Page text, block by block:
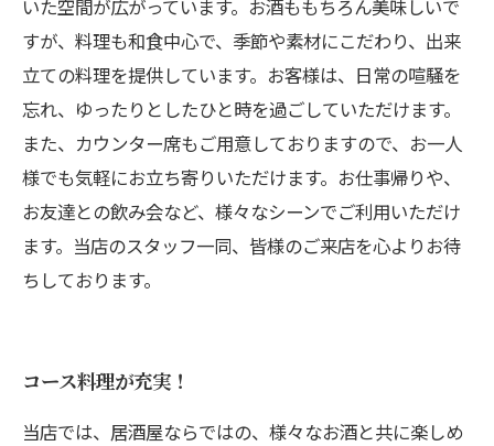
いた空間が広がっています。お酒ももちろん美味しいで
すが、料理も和食中心で、季節や素材にこだわり、出来
立ての料理を提供しています。お客様は、日常の喧騒を
忘れ、ゆったりとしたひと時を過ごしていただけます。
また、カウンター席もご用意しておりますので、お一人
様でも気軽にお立ち寄りいただけます。お仕事帰りや、
お友達との飲み会など、様々なシーンでご利用いただけ
ます。当店のスタッフ一同、皆様のご来店を心よりお待
ちしております。
コース料理が充実！
当店では、居酒屋ならではの、様々なお酒と共に楽しめ